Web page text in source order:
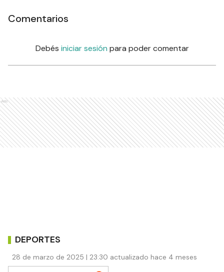
Comentarios
Debés iniciar sesión para poder comentar
Ads
DEPORTES
28 de marzo de 2025 | 23:30 actualizado hace 4 meses